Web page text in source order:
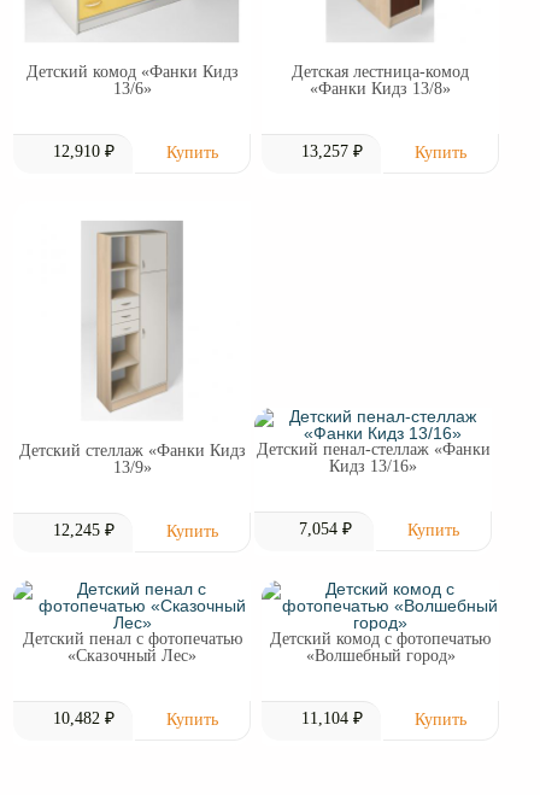
Детский комод «Фанки Кидз
13/6»
12,910 ₽
Детская лестница-комод
«Фанки Кидз 13/8»
13,257 ₽
Детский стеллаж «Фанки Кидз
13/9»
12,245 ₽
Детский пенал-стеллаж «Фанки
Кидз 13/16»
7,054 ₽
Детский пенал с фотопечатью
«Сказочный Лес»
10,482 ₽
Детский комод с фотопечатью
«Волшебный город»
11,104 ₽